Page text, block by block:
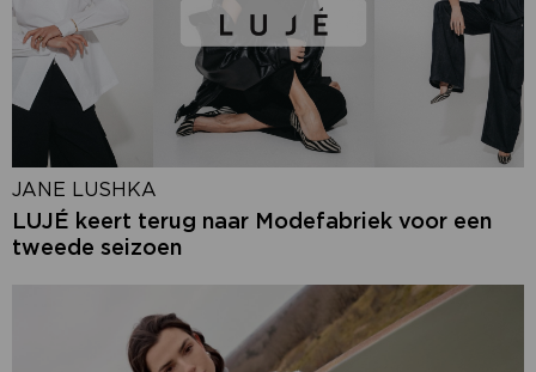
JANE LUSHKA
LUJÉ keert terug naar Modefabriek voor een
tweede seizoen